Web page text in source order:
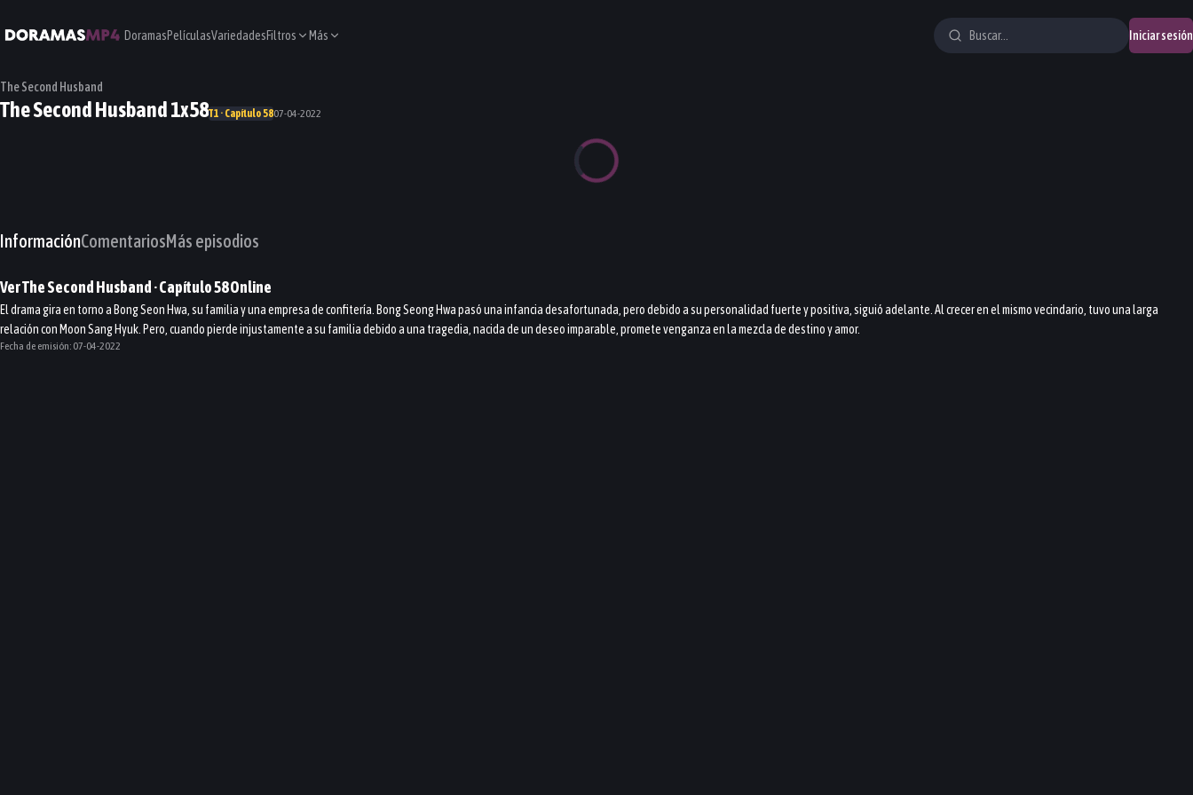
DoramasPelículasVariedadesFiltros Más Iniciar sesión
The Second Husband
The Second Husband 1x58T1 · Capítulo 5807-04-2022
InformaciónComentariosMás episodios
VerThe Second Husband· Capítulo58Online
El drama gira en torno a Bong Seon Hwa, su familia y una empresa de confitería. Bong Seong Hwa pasó una infancia desafortunada, pero debido a su personalidad fuerte y positiva, siguió adelante. Al crecer en el mismo vecindario, tuvo una larga
relación con Moon Sang Hyuk. Pero, cuando pierde injustamente a su familia debido a una tragedia, nacida de un deseo imparable, promete venganza en la mezcla de destino y amor.
Fecha de emisión: 07-04-2022